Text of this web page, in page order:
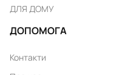
ДЛЯ ДОМУ
ДОПОМОГА
Контакти